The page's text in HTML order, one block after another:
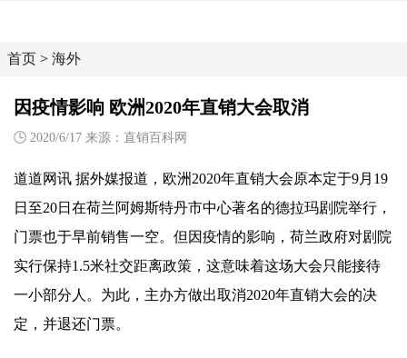
首页 > 海外
因疫情影响 欧洲2020年直销大会取消
2020/6/17 来源：直销百科网
道道网讯 据外媒报道，欧洲2020年直销大会原本定于9月19
日至20日在荷兰阿姆斯特丹市中心著名的德拉玛剧院举行，
门票也于早前销售一空。但因疫情的影响，荷兰政府对剧院
实行保持1.5米社交距离政策，这意味着这场大会只能接待
一小部分人。为此，主办方做出取消2020年直销大会的决
定，并退还门票。